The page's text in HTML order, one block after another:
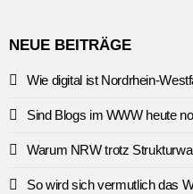
NEUE BEITRÄGE
Wie digital ist Nordrhein-
Sind Blogs im WWW heute
Warum NRW trotz
So wird sich vermutlich das